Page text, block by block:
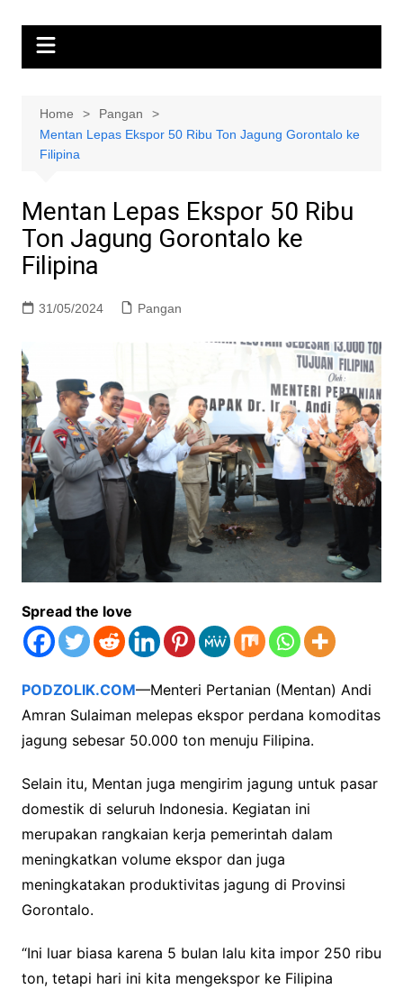
Home
Pangan
Mentan Lepas Ekspor 50 Ribu Ton Jagung Gorontalo ke
Filipina
Mentan Lepas Ekspor 50 Ribu
Ton Jagung Gorontalo ke
Filipina
31/05/2024 Pangan
Spread the love
PODZOLIK.COM—Menteri Pertanian (Mentan) Andi
Amran Sulaiman melepas ekspor perdana komoditas
jagung sebesar 50.000 ton menuju Filipina.
Selain itu, Mentan juga mengirim jagung untuk pasar
domestik di seluruh Indonesia. Kegiatan ini
merupakan rangkaian kerja pemerintah dalam
meningkatkan volume ekspor dan juga
meningkatakan produktivitas jagung di Provinsi
Gorontalo.
“Ini luar biasa karena 5 bulan lalu kita impor 250 ribu
ton, tetapi hari ini kita mengekspor ke Filipina